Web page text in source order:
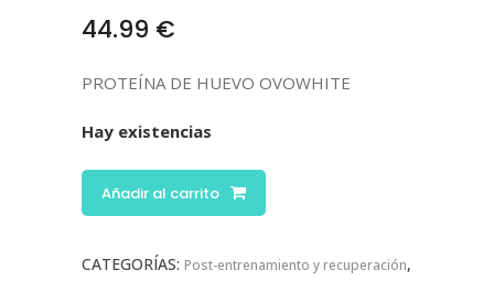
44.99 €
PROTEÍNA DE HUEVO OVOWHITE
Hay existencias
Añadir al carrito
CATEGORÍAS: Post-entrenamiento y recuperación,